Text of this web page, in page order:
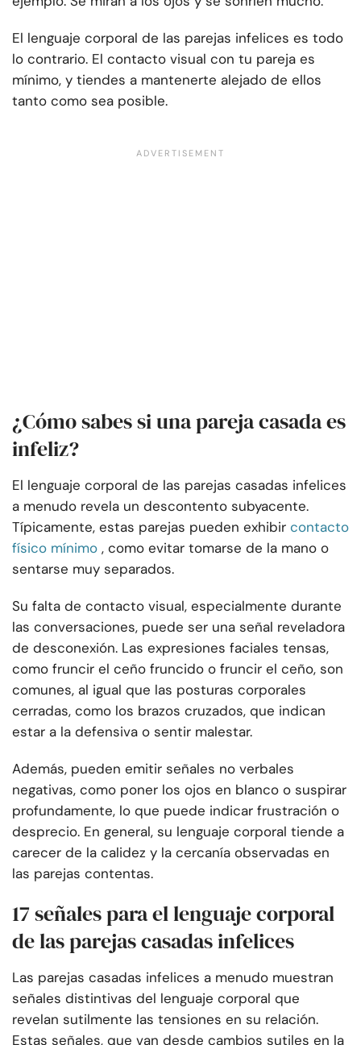
El lenguaje corporal de las parejas infelices es todo
lo contrario. El contacto visual con tu pareja es
mínimo, y tiendes a mantenerte alejado de ellos
tanto como sea posible.
¿Cómo sabes si una pareja casada es
infeliz?
El lenguaje corporal de las parejas casadas infelices
a menudo revela un descontento subyacente.
Típicamente, estas parejas pueden exhibir contacto
físico mínimo , como evitar tomarse de la mano o
sentarse muy separados.
Su falta de contacto visual, especialmente durante
las conversaciones, puede ser una señal reveladora
de desconexión. Las expresiones faciales tensas,
como fruncir el ceño fruncido o fruncir el ceño, son
comunes, al igual que las posturas corporales
cerradas, como los brazos cruzados, que indican
estar a la defensiva o sentir malestar.
Además, pueden emitir señales no verbales
negativas, como poner los ojos en blanco o suspirar
profundamente, lo que puede indicar frustración o
desprecio. En general, su lenguaje corporal tiende a
carecer de la calidez y la cercanía observadas en
las parejas contentas.
17 señales para el lenguaje corporal
de las parejas casadas infelices
Las parejas casadas infelices a menudo muestran
señales distintivas del lenguaje corporal que
revelan sutilmente las tensiones en su relación.
Estas señales, que van desde cambios sutiles en la